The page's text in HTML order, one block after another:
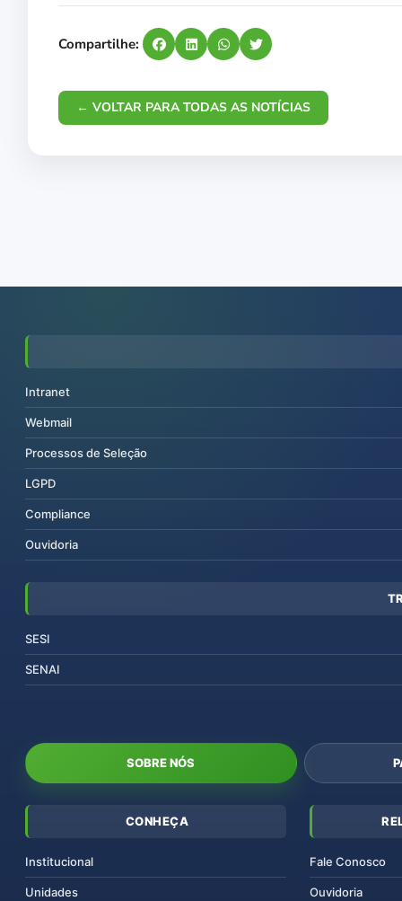
Compartilhe:
← VOLTAR PARA TODAS AS NOTÍCIAS
Intranet
Webmail
Processos de Seleção
LGPD
Compliance
Ouvidoria
SESI
SENAI
SOBRE NÓS
CONHEÇA
Institucional
Unidades
Fale Conosco
Ouvidoria